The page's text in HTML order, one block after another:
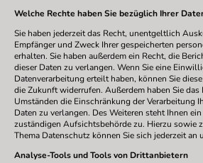
Welche Rechte haben Sie bezüglich Ihrer
Sie haben jederzeit das Recht, unentgeltlich
Empfänger und Zweck Ihrer gespeicherten
erhalten. Sie haben außerdem ein Recht, die
dieser Daten zu verlangen. Wenn Sie eine
Datenverarbeitung erteilt haben, können Sie
die Zukunft widerrufen. Außerdem haben Sie das
Umständen die Einschränkung der Verarbeitung
Daten zu verlangen. Des Weiteren steht Ihnen
zuständigen Aufsichtsbehörde zu. Hierzu sowie
Thema Datenschutz können Sie sich jederzeit an
Analyse-Tools und Tools von Drittanbietern